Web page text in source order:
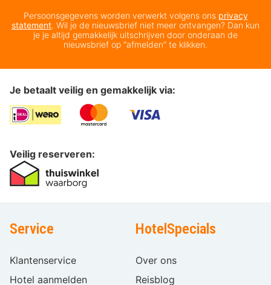
Persoonsgegevens worden verwerkt volgens ons privacy
statement. Wil je de nieuwsbrief niet meer ontvangen? Dan kun
je je altijd gemakkelijk uitschrijven door onderaan de
nieuwsbrief op “afmelden” te klikken.
Je betaalt veilig en gemakkelijk via:
Veilig reserveren:
Service
Klantenservice
Hotel aanmelden
HotelSpecials
Over ons
Reisblog